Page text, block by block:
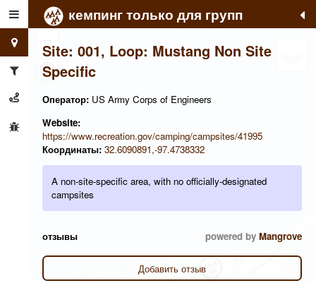
кемпинг только для групп
Site: 001, Loop: Mustang Non Site
Specific
Оператор: US Army Corps of Engineers
Website:
https://www.recreation.gov/camping/campsites/41995
Координаты: 32.6090891,-97.4738332
A non-site-specific area, with no officially-designated
campsites
отзывы powered by Mangrove
Добавить отзыв
+